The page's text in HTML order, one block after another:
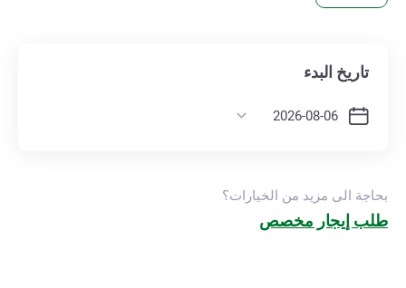
تاريخ البدء
بحاجة الى مزيد من الخيارات؟
طلب إيجار مخصص